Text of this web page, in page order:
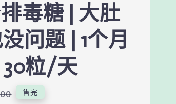
毒糖 | 大肚
问题 | 1个月
30粒/天
售完